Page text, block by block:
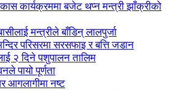
कार्यक्रममा बजेट थप्न मन्त्री झाँक्रीको
मन्त्रीले बाँडिन् लालपुर्जा
परिसरमा सरसफाइ र बत्ति जडान
२ दिने पशुपालन तालिम
पायो पूर्णता
आगलागीमा नष्ट